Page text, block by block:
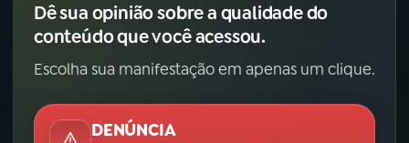
Dê sua opinião sobre a qualidade do
conteúdo que você acessou.
Escolha sua manifestação em apenas um clique.
DENÚNCIA